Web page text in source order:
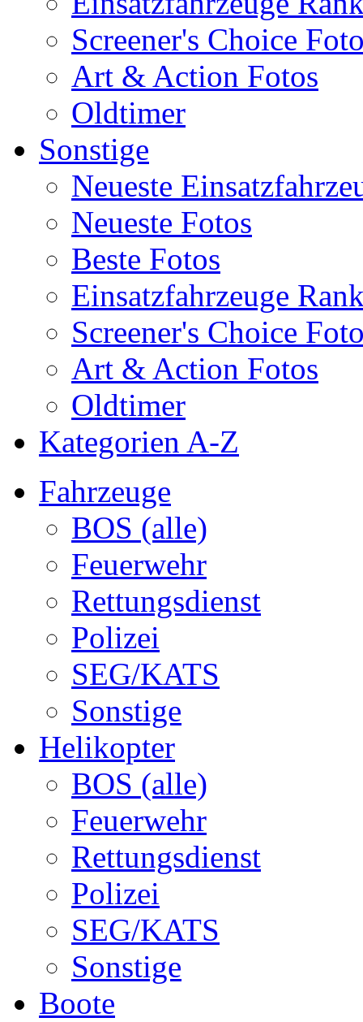
Screener's Choice
Art & Action Fotos
Oldtimer
Sonstige
Neueste
Neueste Fotos
Beste Fotos
Einsatzfahrzeuge
Screener's Choice
Art & Action Fotos
Oldtimer
Kategorien A-Z
Fahrzeuge
BOS (alle)
Feuerwehr
Rettungsdienst
Polizei
SEG/KATS
Sonstige
Helikopter
BOS (alle)
Feuerwehr
Rettungsdienst
Polizei
SEG/KATS
Sonstige
Boote